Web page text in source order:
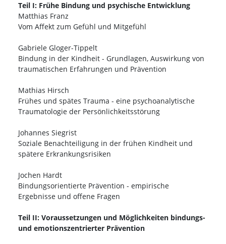
Teil I: Frühe Bindung und psychische Entwicklung
Matthias Franz
Vom Affekt zum Gefühl und Mitgefühl
Gabriele Gloger-Tippelt
Bindung in der Kindheit - Grundlagen, Auswirkung von
traumatischen Erfahrungen und Prävention
Mathias Hirsch
Frühes und spätes Trauma - eine psychoanalytische
Traumatologie der Persönlichkeitsstörung
Johannes Siegrist
Soziale Benachteiligung in der frühen Kindheit und
spätere Erkrankungsrisiken
Jochen Hardt
Bindungsorientierte Prävention - empirische
Ergebnisse und offene Fragen
Teil II: Voraussetzungen und Möglichkeiten bindungs-
und emotionszentrierter Prävention